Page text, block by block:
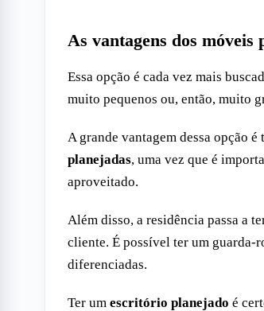
As vantagens dos móveis
Essa opção é cada vez mais
muito pequenos ou, então, muito
A grande vantagem dessa opção
planejadas, uma vez que é
aproveitado.
Além disso, a residência passa a
cliente. É possível ter um guarda-
diferenciadas.
Ter um escritório planejado é